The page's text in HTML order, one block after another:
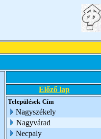
Előző lap
Települések Cím
Nagyszékely
Nagyvárad
Necpaly